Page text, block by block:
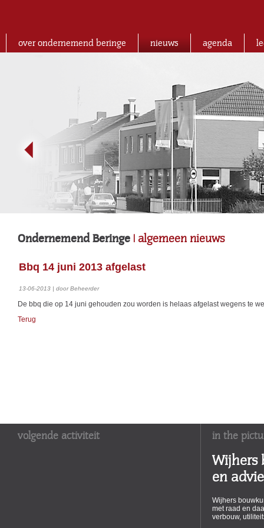
over ondernemend beringe nieuws agenda
Ondernemend Beringe | algemeen nieuws
Bbq 14 juni 2013 afgelast
13-06-2013 | door Beheerder
De bbq die op 14 juni gehouden zou worden is helaas afgelast wegens te
Terug
volgende activiteit in the
Wijhers
en
Wijhers
met raad en
verbouw,